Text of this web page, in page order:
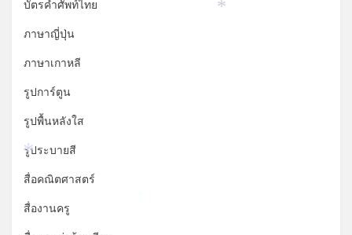
บัตรคำศัพท์ไทย
ภาษาญี่ปุ่น
ภาษาเกาหลี
รูปการ์ตูน
รูปพื้นหลังใส
รูประบายสี
สื่อคณิตศาสตร์
สื่องานครู
*